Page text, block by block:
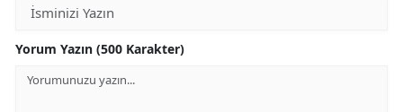
Yorum Yazın (500 Karakter)